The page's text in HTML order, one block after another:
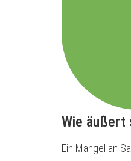
Wie äußert
Ein Mangel an